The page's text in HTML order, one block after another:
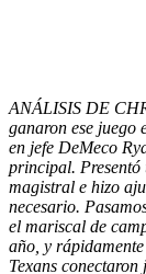
ANÁLISIS DE
ganaron ese juego
en jefe DeMeco
principal. Presentó
magistral e hizo
necesario.
el mariscal de
año, y
Texans conectaron